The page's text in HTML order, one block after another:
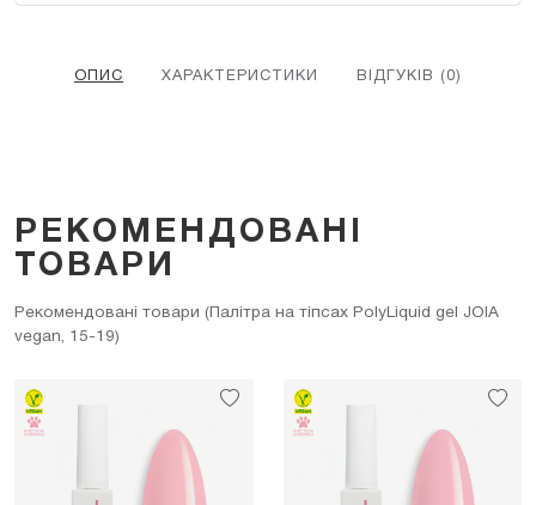
ОПИС ХАРАКТЕРИСТИКИ ВІДГУКІВ (0)
РЕКОМЕНДОВАНІ
ТОВАРИ
Рекомендовані товари (Палітра на тіпсах PolyLiquid gel JOIA
vegan, 15-19)